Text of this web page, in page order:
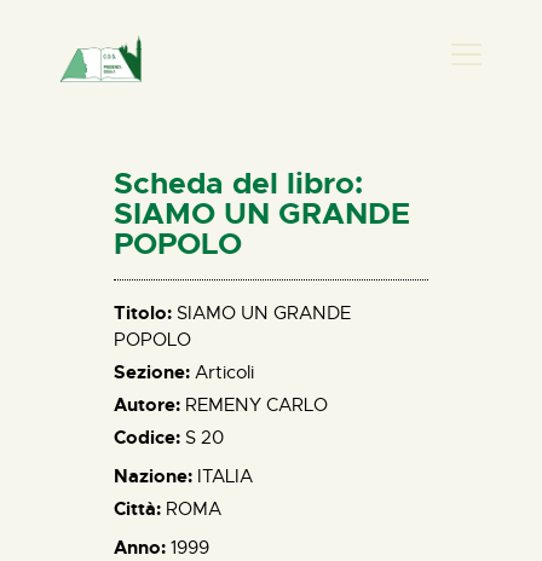
HOME
CHI SIAMO
NEWS
PERCORSI
BIBLIOTECA
ELISA SALERNO
CONTATTI
Scheda del libro:
SIAMO UN GRANDE
POPOLO
Titolo: SIAMO UN GRANDE
POPOLO
Sezione: Articoli
Autore: REMENY CARLO
Codice: S 20
Nazione: ITALIA
Città: ROMA
Anno: 1999